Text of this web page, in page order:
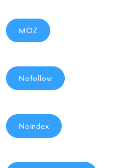
MOZ
Nofollow
Noindex